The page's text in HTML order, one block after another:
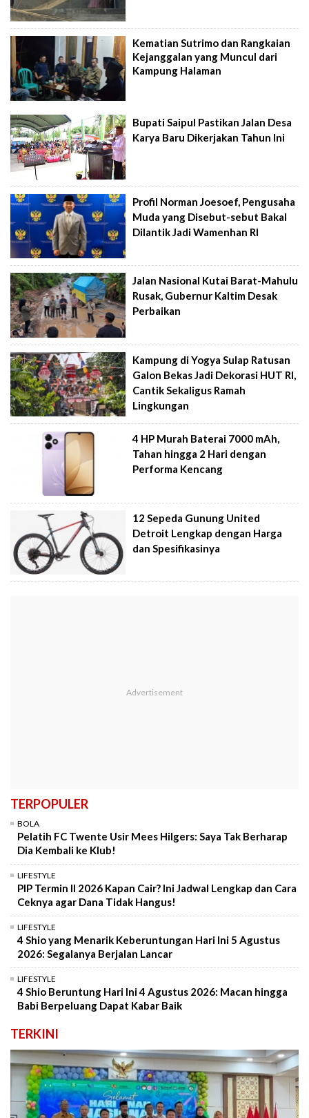
Kematian Sutrimo dan Rangkaian
Kejanggalan yang Muncul dari
Kampung Halaman
Bupati Saipul Pastikan Jalan Desa
Karya Baru Dikerjakan Tahun Ini
Profil Norman Joesoef, Pengusaha
Muda yang Disebut-sebut Bakal
Dilantik Jadi Wamenhan RI
Jalan Nasional Kutai Barat-Mahulu
Rusak, Gubernur Kaltim Desak
Perbaikan
Kampung di Yogya Sulap Ratusan
Galon Bekas Jadi Dekorasi HUT RI,
Cantik Sekaligus Ramah
Lingkungan
4 HP Murah Baterai 7000 mAh,
Tahan hingga 2 Hari dengan
Performa Kencang
12 Sepeda Gunung United
Detroit Lengkap dengan Harga
dan Spesifikasinya
TERPOPULER
BOLA
Pelatih FC Twente Usir Mees Hilgers: Saya Tak Berharap
Dia Kembali ke Klub!
LIFESTYLE
PIP Termin II 2026 Kapan Cair? Ini Jadwal Lengkap dan Cara
Ceknya agar Dana Tidak Hangus!
LIFESTYLE
4 Shio yang Menarik Keberuntungan Hari Ini 5 Agustus
2026: Segalanya Berjalan Lancar
LIFESTYLE
4 Shio Beruntung Hari Ini 4 Agustus 2026: Macan hingga
Babi Berpeluang Dapat Kabar Baik
TERKINI